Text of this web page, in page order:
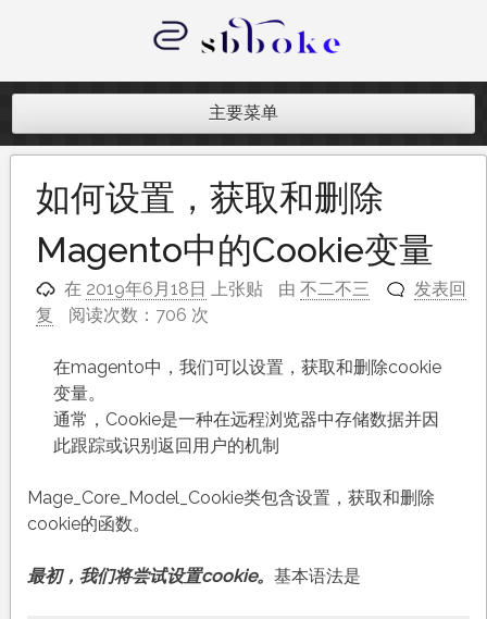
内
记录跨境电商独立站开发遇到的点点
主要菜单
如何设置，获取和删除
Magento中的Cookie变量
在 2019年6月18日 上张贴 由 不二不三
发表回
复
阅读次数：706 次
在magento中，我们可以设置，获取和删除cookie
变量。
通常，Cookie是一种在远程浏览器中存储数据并因
此跟踪或识别返回用户的机制
Mage_Core_Model_Cookie类包含设置，获取和删除
cookie的函数。
最初，我们将尝试设置cookie。 基本语法是